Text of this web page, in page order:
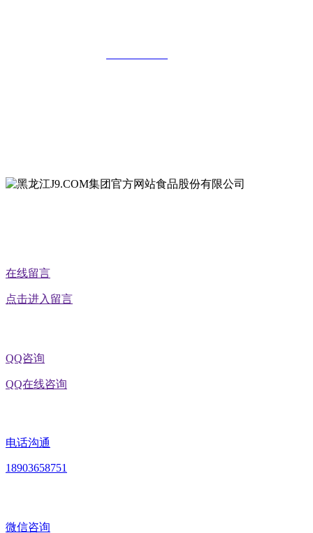
在线留言
点击进入留言
QQ咨询
QQ在线咨询
电话沟通
18903658751
微信咨询